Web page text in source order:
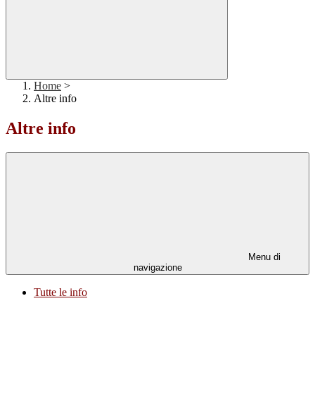
Home >
Altre info
Altre info
Menu di
navigazione
Tutte le info